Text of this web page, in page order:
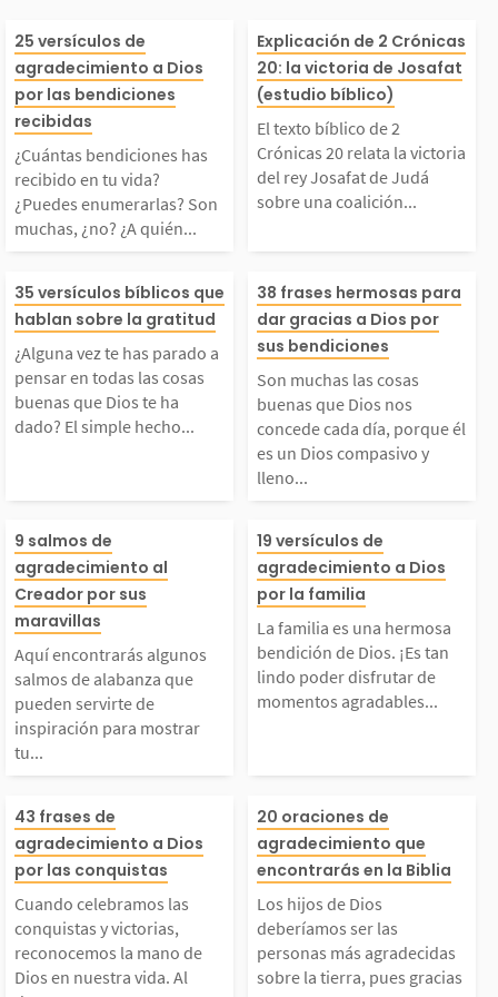
bendiciones
recibido en tu vid
¿Puedes enumerarl
Son muchas, ¿no?
quién le das las gr
por todas las co
agradables que fo
25 versículos de
agradecimiento a Dios
por las bendiciones
recibidas
¿Cuántas bendiciones has
recibido en tu vida?
¿Puedes enumerarlas? Son
muchas, ¿no? ¿A quién...
El texto
rónicas 20
ctoria del rey
de Judá sobre
lición de
s moabitas,
y meunitas)
Explicación de 2 Crónicas
20: la victoria de Josafat
(estudio bíblico)
El texto bíblico de 2
Crónicas 20 relata la victoria
del rey Josafat de Judá
sobre una coalición...
vez te has pa
a pensar en toda
las cosas buenas que
te ha dado? El si
hecho de poder l
esto ya es un moti
para agradecer. ¡S
35 versículos bíblicos que
hablan sobre la gratitud
¿Alguna vez te has parado a
pensar en todas las cosas
buenas que Dios te ha
dado? El simple hecho...
Son muchas
buenas que
oncede cada
ue él es un
asivo y lleno
Dios se deleita
decir y en dar
38 frases hermosas para
dar gracias a Dios por
sus bendiciones
Son muchas las cosas
buenas que Dios nos
concede cada día, porque él
es un Dios compasivo y
lleno...
encontrarás algu
salmos de alabanz
que pueden servirte
inspiración para m
tu agradecimie
al Dios Creador p
sus hechos maravil
9 salmos de
agradecimiento al
Creador por sus
maravillas
Aquí encontrarás algunos
salmos de alabanza que
pueden servirte de
inspiración para mostrar
tu...
La familia es
mosa
os. ¡Es tan
r disfrutar de
os agradables
aquellos que
La idea de
o que...
19 versículos de
agradecimiento a Dios
por la familia
La familia es una hermosa
bendición de Dios. ¡Es tan
lindo poder disfrutar de
momentos agradables...
celebramos la
conquistas y victoria
reconocemos la ma
43 frases de
agradecimiento a Dios
por las conquistas
Cuando celebramos las
conquistas y victorias,
reconocemos la mano de
Dios en nuestra vida. Al
Los hijos de
eríamos ser
nas más
20 oraciones de
agradecimiento que
encontrarás en la Biblia
Los hijos de Dios
deberíamos ser las
personas más agradecidas
sobre la tierra, pues gracias